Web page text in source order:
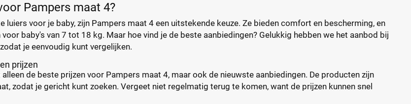
Pampers maat 4?
luiers voor je baby, zijn Pampers maat 4 een uitstekende keuze. Ze bieden comfort en bescherming, en
baby's van 7 tot 18 kg. Maar hoe vind je de beste aanbiedingen? Gelukkig hebben we het aanbod bij
je eenvoudig kunt vergelijken.
prijzen
alleen de beste prijzen voor Pampers maat 4, maar ook de nieuwste aanbiedingen. De producten zijn
zodat je gericht kunt zoeken. Vergeet niet regelmatig terug te komen, want de prijzen kunnen snel